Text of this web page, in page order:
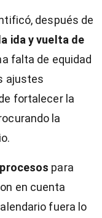
después de
ida y vuelta de
falta de equidad
ajustes
fortalecer la
la
para
en cuenta
fuera lo